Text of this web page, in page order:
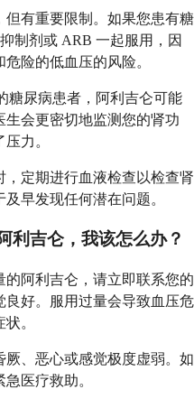
但有重要限制。如果您患有糖
制剂或 ARB 一起服用，因
险的低血压的风险。
糖尿病患者，阿利吉仑可能
会更密切地监测您的肾功
力。
定期进行血液检查以检查肾
早发现任何潜在问题。
利吉仑，我该怎么办？
阿利吉仑，请立即联系您的
良好。服用过量会导致血压危
。
、恶心或感觉极度虚弱。如
医疗救助。